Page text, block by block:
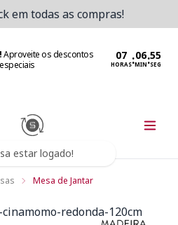
em todas as compras!
Aproveite os descontos
especiais
HORAS:MIN:SEG
estar logado!
Mesa de Jantar